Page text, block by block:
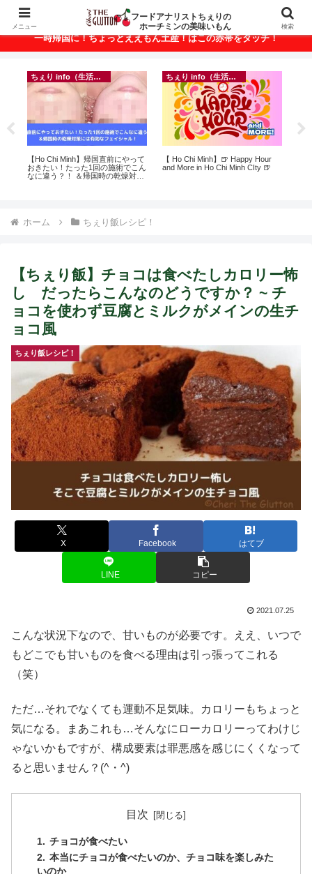
ベトナム・ホーチミンの美味いもんが満載！
一時帰国に！ちょっとええもん土産！はこの赤帯をタッチ！
ちぇり info（生活情報）
【Ho Chi Minh】帰国直前にやって
おきたい！たった1回の施術でこん
なに違う？！ ＆帰国時の乾燥対策
ちぇり info（生活情報）
【 Ho Chi Minh】🍺 Happy Hour
and More in Ho Chi Minh CIty 🍺
ホーム ちぇり飯レシピ！
【ちぇり飯】チョコは食べたしカロリー怖
し だったらこんなのどうですか？ ~ チ
ョコを使わず豆腐とミルクがメインの生チ
ョコ風
ちぇり飯レシピ！
X Facebook はてブ
LINE コピー
2021.07.25
こんな状況下なので、甘いものが必要です。ええ、いつで
もどこでも甘いものを食べる理由は引っ張ってこれる
（笑）
ただ…それでなくても運動不足気味。カロリーもちょっと
気になる。まあこれも…そんなにローカロリーってわけじ
ゃないかもですが、構成要素は罪悪感を感じにくくなって
ると思いません？(^・^)
目次
チョコが食べたい
本当にチョコが食べたいのか、チョコ味を楽しみた
いのか
メニュー
フードアナリストちぇりの
ホーチミンの美味いもん
検索